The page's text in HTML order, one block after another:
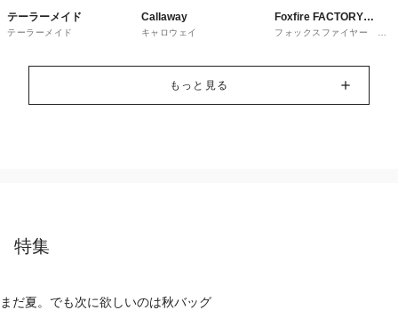
テーラーメイド
テーラーメイド
Callaway
キャロウェイ
Foxfire FACTORY
OUTLET
フォックスファイヤー ﾌｧ
もっと見る
特集
まだ夏。でも次に欲しいのは秋バッグ